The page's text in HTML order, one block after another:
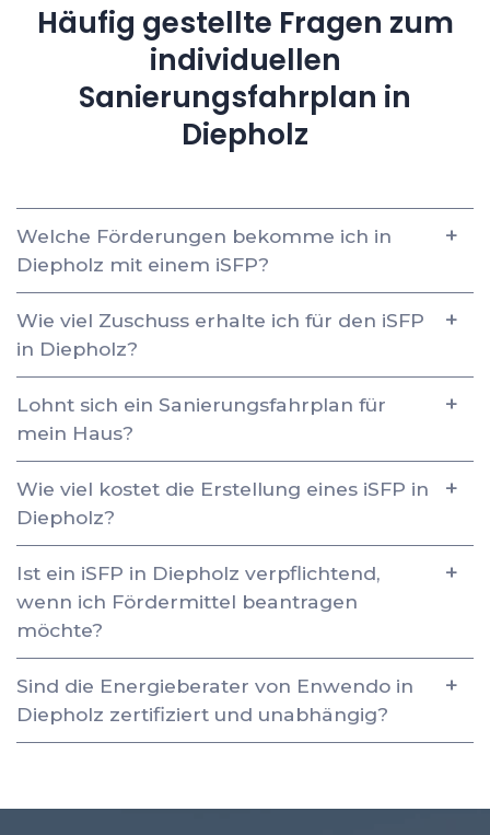
Häufig gestellte Fragen zum
individuellen
Sanierungsfahrplan in
Diepholz
Welche Förderungen bekomme ich in
Diepholz mit einem iSFP?
Wie viel Zuschuss erhalte ich für den iSFP
in Diepholz?
Lohnt sich ein Sanierungsfahrplan für
mein Haus?
Wie viel kostet die Erstellung eines iSFP in
Diepholz?
Ist ein iSFP in Diepholz verpflichtend,
wenn ich Fördermittel beantragen
möchte?
Sind die Energieberater von Enwendo in
Diepholz zertifiziert und unabhängig?